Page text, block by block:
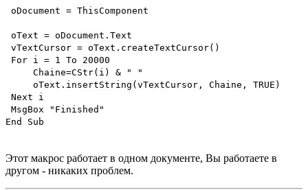
oDocument = ThisComponent
oText = oDocument.Text
vTextCursor = oText.createTextCursor()
For i = 1 To 20000
Chaine=CStr(i) & " "
oText.insertString(vTextCursor, Chaine, TRUE)
Next i
MsgBox "Finished"
End Sub
Этот макрос работает в одном документе, Вы работаете в
другом - никаких проблем.